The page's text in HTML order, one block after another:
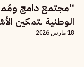
“مجتمع دامج
الوطنية لتمكين
18 مارس 2026